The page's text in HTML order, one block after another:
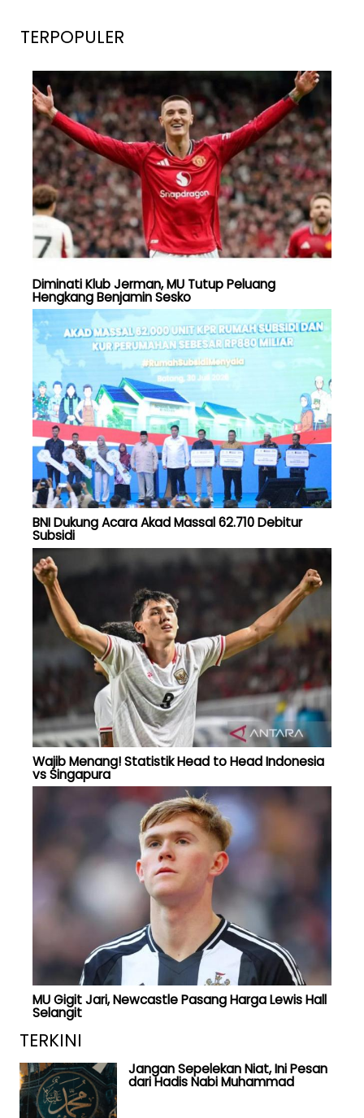
TERPOPULER
Diminati Klub Jerman, MU Tutup Peluang
Hengkang Benjamin Sesko
BNI Dukung Acara Akad Massal 62.710 Debitur
Subsidi
Wajib Menang! Statistik Head to Head Indonesia
vs Singapura
MU Gigit Jari, Newcastle Pasang Harga Lewis Hall
Selangit
TERKINI
Jangan Sepelekan Niat, Ini Pesan
dari Hadis Nabi Muhammad